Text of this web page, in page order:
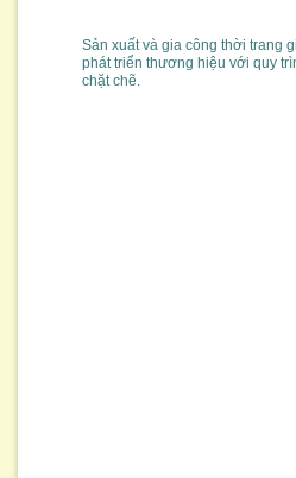
Sản xuất và gia công thời trang
phát triển thương hiệu với quy
chặt chẽ.